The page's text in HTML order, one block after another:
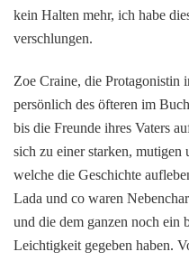
kein Halten mehr, ich habe
verschlungen.
Zoe Craine, die Protagonistin
persönlich des öfteren im
bis die Freunde ihres Vaters
sich zu einer starken, mutigen
welche die Geschichte
Lada und co waren
und die dem ganzen noch ein
Leichtigkeit gegeben haben.